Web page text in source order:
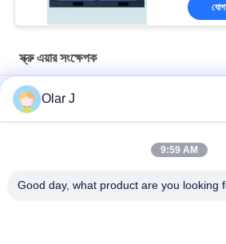
স্ক্রু এয়ার সংক্ষেপক
Direct Driven Rotary Screw Air
CoolingOlar J
9:59 AM
Good day, what product are you looking